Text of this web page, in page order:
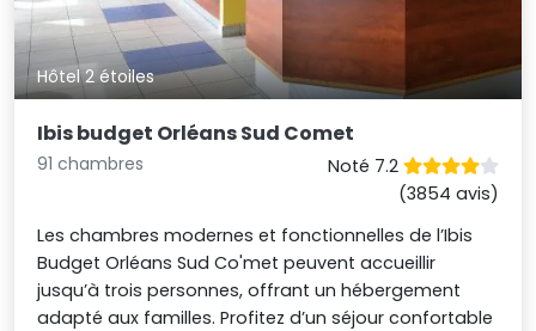
Hôtel 2 étoiles
Ibis budget Orléans Sud Comet
91 chambres
Noté 7.2
(3854 avis)
Les chambres modernes et fonctionnelles de l’Ibis
Budget Orléans Sud Co'met peuvent accueillir
jusqu’à trois personnes, offrant un hébergement
adapté aux familles. Profitez d’un séjour confortable